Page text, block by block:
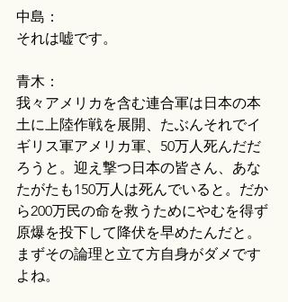
中島：
それは嘘です。
青木：
我々アメリカを含む連合軍は日本の本
土に上陸作戦を展開、たぶんそれでイ
ギリス軍アメリカ軍、50万人死んだだ
ろうと。迎え撃つ日本の皆さん、あな
たがたも150万人は死んでいると。だか
ら200万民の命を救うためにやむを得ず
原爆を投下して降伏を早めたんだと。
まずその論理と立て方自身がダメです
よね。